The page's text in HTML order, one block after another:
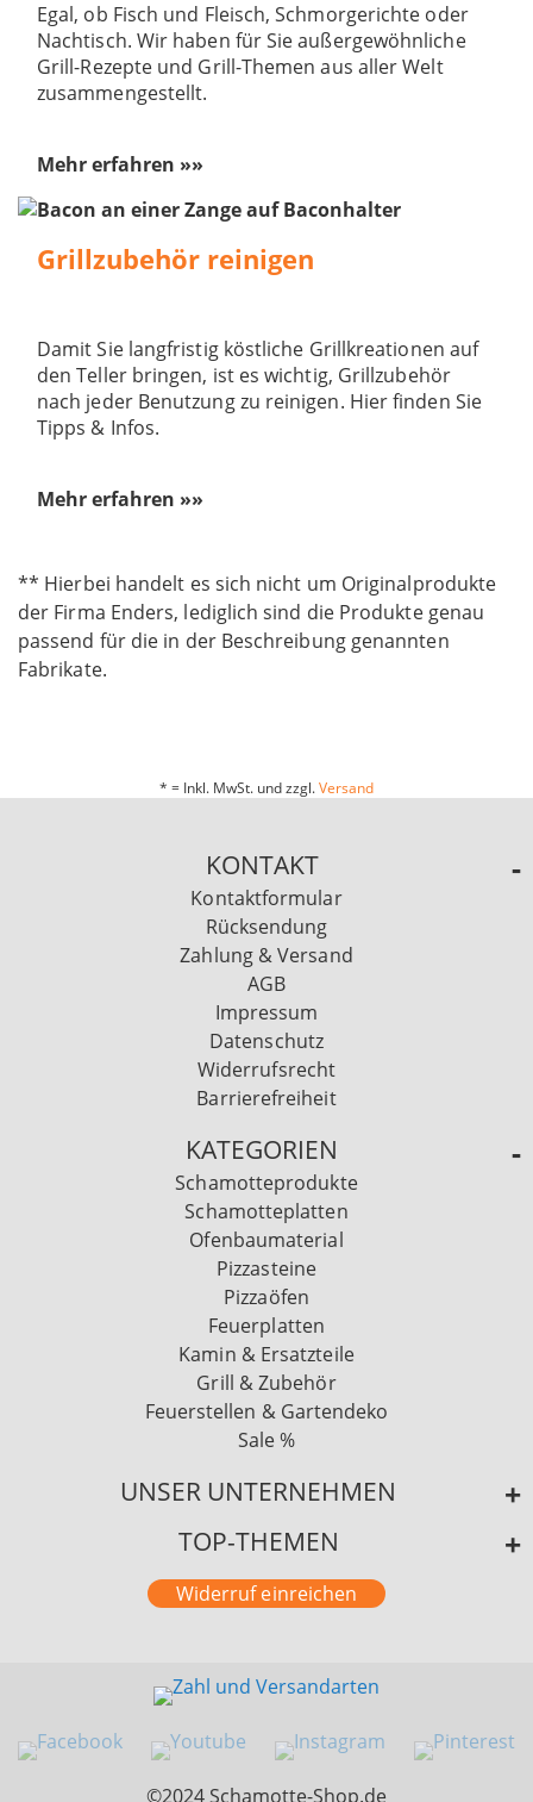
Egal, ob Fisch und Fleisch, Schmorgerichte oder
Nachtisch. Wir haben für Sie außergewöhnliche
Grill-Rezepte und Grill-Themen aus aller Welt
zusammengestellt.
Mehr erfahren »»
Grillzubehör reinigen
Damit Sie langfristig köstliche Grillkreationen auf
den Teller bringen, ist es wichtig, Grillzubehör
nach jeder Benutzung zu reinigen. Hier finden Sie
Tipps & Infos.
Mehr erfahren »»
** Hierbei handelt es sich nicht um Originalprodukte
der Firma Enders, lediglich sind die Produkte genau
passend für die in der Beschreibung genannten
Fabrikate.
* = Inkl. MwSt. und zzgl.Versand
KONTAKT
Kontaktformular
Rücksendung
Zahlung & Versand
AGB
Impressum
Datenschutz
Widerrufsrecht
Barrierefreiheit
KATEGORIEN
Schamotteprodukte
Schamotteplatten
Ofenbaumaterial
Pizzasteine
Pizzaöfen
Feuerplatten
Kamin & Ersatzteile
Grill & Zubehör
Feuerstellen & Gartendeko
Sale %
UNSER UNTERNEHMEN
TOP-THEMEN
Widerruf einreichen
©2024 Schamotte-Shop.de